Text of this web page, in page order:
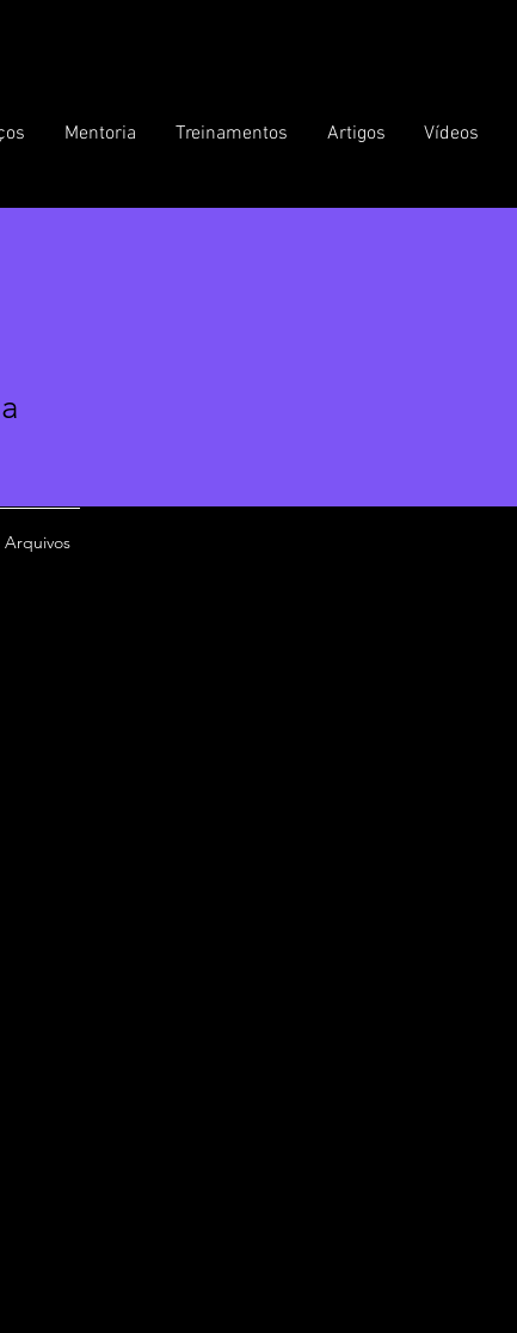
Mentoria Treinamentos Artigos Vídeos
Arquivos